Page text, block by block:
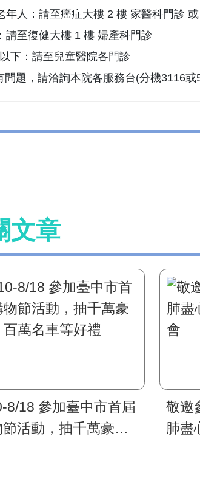
年人：請至癌症大樓 2 樓 家醫科門診
請至復健大樓 1 樓 婦產科門診
下：請至兒童醫院各門診
問題，請洽詢本院各服務台(分機3116
文章
8/18 參加臺中市首屆
活動，抽千萬豪
敬邀
肺盡